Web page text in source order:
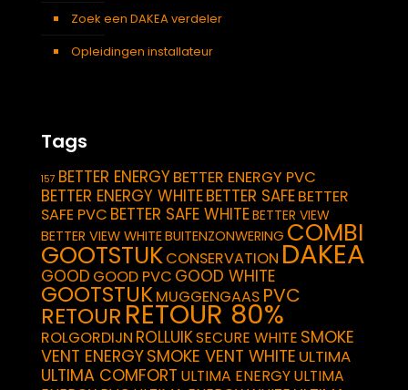
Zoek een DAKEA verdeler
Opleidingen installateur
Tags
157 BETTER ENERGYBETTER ENERGY PVC
BETTER ENERGY WHITEBETTER SAFEBETTER
SAFE PVC BETTER SAFE WHITEBETTER VIEW
BETTER VIEW WHITEBUITENZONWERING COMBI
GOOTSTUKCONSERVATION DAKEA
GOOD GOOD PVC GOOD WHITE
GOOTSTUKMUGGENGAAS PVC
RETOUR RETOUR 80%
ROLGORDIJN ROLLUIKSECURE WHITE SMOKE
VENT ENERGYSMOKE VENT WHITE ULTIMA
ULTIMA COMFORT ULTIMA ENERGYULTIMA